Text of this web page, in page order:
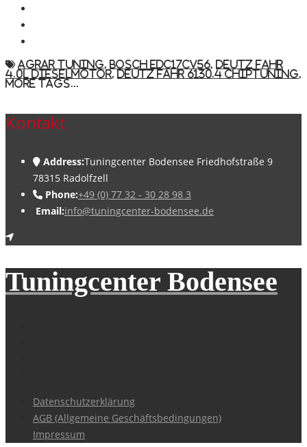
Agrar Tuning, Bosch EDC17CV56,
Deutz Fahr
4.0L Dieselmotor, Deutz Fahr 6130.4 Chiptuning,
More Tags...
Kontakt
Address:Tuningcenter Bodensee Friedhofstraße 9
78315 Radolfzell
Phone:+49 (0) 77 32 - 30 28 98 3
Email:info@tuningcenter-bodensee.de
Tuningcenter Bodensee
Datenschutzerklärung
AGB (Allgemeine Geschäftsbedingungen)
Impressum